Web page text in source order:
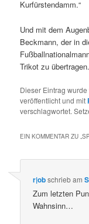
Kurfürstendamm.“
Und mit dem
Beckmann, der in
Trikot zu
Dieser Eintrag
veröffentlicht und mit
verschlagwortet.
EIN KOMMENTAR ZU „
r|obschriebam
Zum letzten
Wahnsinn…